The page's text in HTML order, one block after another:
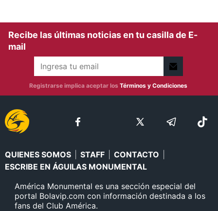
Recibe las últimas noticias en tu casilla de E-
mail
Registrarse implica aceptar los Términos y Condiciones
QUIENES SOMOS STAFF CONTACTO
ESCRIBE EN ÁGUILAS MONUMENTAL
América Monumental es una sección especial del
portal Bolavip.com con información destinada a los
fans del Club América.